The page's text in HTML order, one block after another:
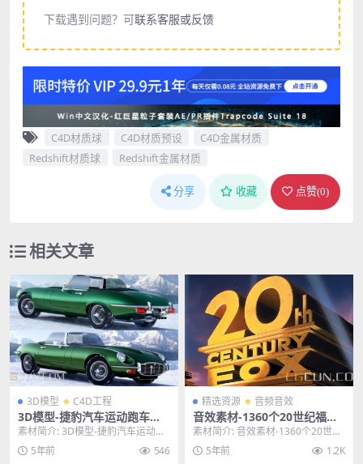
下载遇到问题？可联系客服或反馈
C4D材质球 C4D材质预设
C4D金属材质
Redshift材质球
Redshift金属材质
分享 收藏 点赞(0)
相关文章
3D模型 C4D工程
3D模型-捷豹汽车运动跑车轿
车C4D工程模型 格式支持C4
D/MAX/FBX/OBJ
素材简介: 3D模型-捷豹汽车运动跑
车轿车C4D工程模型 格式支持C4D
MAX...
5年前 546
精选资源 音频音效
音效素材-1360个20世纪福克
斯好莱坞电影公司常用音效
素材简介: 音效素材-1360个20世纪
福克斯好莱坞电影公司常用音效,13
60个...
5年前 1.2K